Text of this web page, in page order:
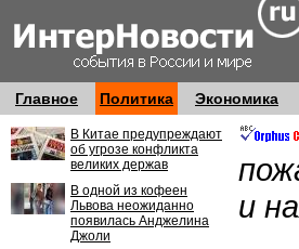
Главное Политика Экономика
В Китае предупреждают
об угрозе конфликта
великих держав
В одной из кофеен
Львова неожиданно
появилась Анджелина
Джоли
и